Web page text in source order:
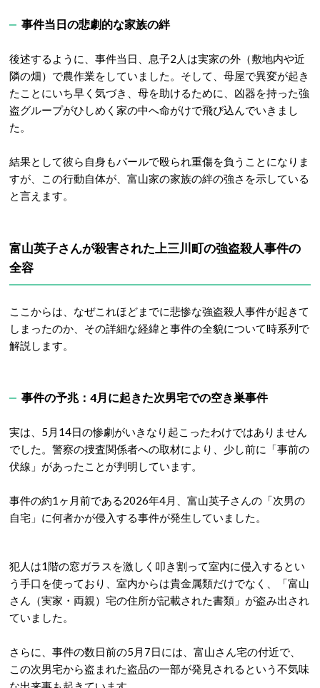
事件当日の悲劇的な家族の絆
後述するように、事件当日、息子2人は実家の外（敷地内や近
隣の畑）で農作業をしていました 。そして、母屋で異変が起き
たことにいち早く気づき、母を助けるために、凶器を持った強
盗グループがひしめく家の中へ命がけで飛び込んでいきまし
た。
結果として彼ら自身もバールで殴られ重傷を負うことになりま
すが、この行動自体が、富山家の家族の絆の強さを示している
と言えます。
富山英子さんが殺害された上三川町の強盗殺人事件の
全容
ここからは、なぜこれほどまでに悲惨な強盗殺人事件が起きて
しまったのか、その詳細な経緯と事件の全貌について時系列で
解説します。
事件の予兆：4月に起きた次男宅での空き巣事件
実は、5月14日の惨劇がいきなり起こったわけではありません
でした。警察の捜査関係者への取材により、少し前に「事前の
伏線」があったことが判明しています。
事件の約1ヶ月前である2026年4月、富山英子さんの「次男の
自宅」に何者かが侵入する事件が発生していました 。
犯人は1階の窓ガラスを激しく叩き割って室内に侵入するとい
う手口を使っており、室内からは貴金属類だけでなく、「富山
さん（実家・両親）宅の住所が記載された書類」が盗み出され
ていました 。
さらに、事件の数日前の5月7日には、富山さん宅の付近で、
この次男宅から盗まれた盗品の一部が発見されるという不気味